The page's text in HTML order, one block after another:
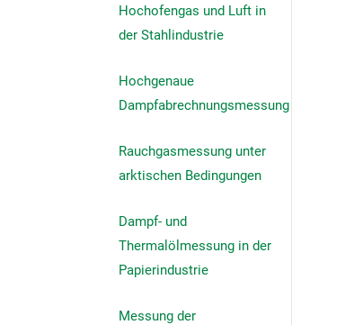
Hochofengas und Luft in
der Stahlindustrie
Hochgenaue
Dampfabrechnungsmessung
Rauchgasmessung unter
arktischen Bedingungen
Dampf- und
Thermalölmessung in der
Papierindustrie
Messung der